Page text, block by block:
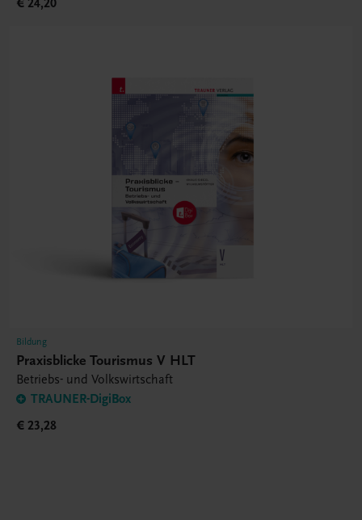
€ 24,20
Bildung
Praxisblicke Tourismus V HLT
Betriebs- und Volkswirtschaft
TRAUNER-DigiBox
€ 23,28